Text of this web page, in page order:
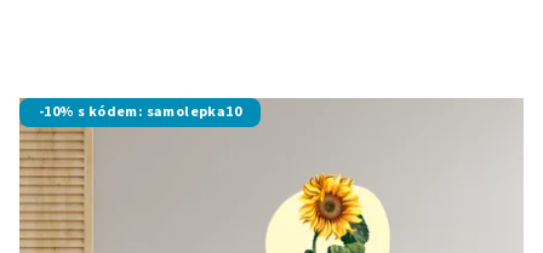
-10% s kódem: samolepka10